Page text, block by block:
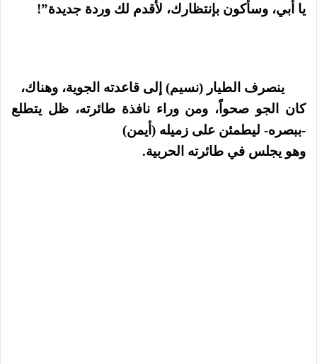
يا أبي، وسأكون بإنتظارك، لأقدم لك وردة جديدة”!
ينصرف الطيار (نسيم) إلى قاعدته الجوية، وهناك،
كان الجو صحواً، ومن وراء نافذة طائرته، ظل يتطلع
-ببصره- ليطمئن على زميله (أيمن)
وهو يجلس في طائرته الحربية.